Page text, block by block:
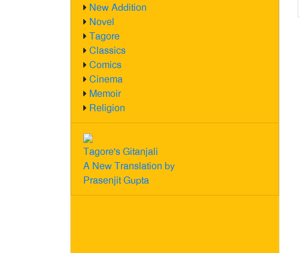
New Addition
Novel
Tagore
Classics
Comics
Cinema
Memoir
Religion
Tagore's Gitanjali
A New Translation by
Prasenjit Gupta